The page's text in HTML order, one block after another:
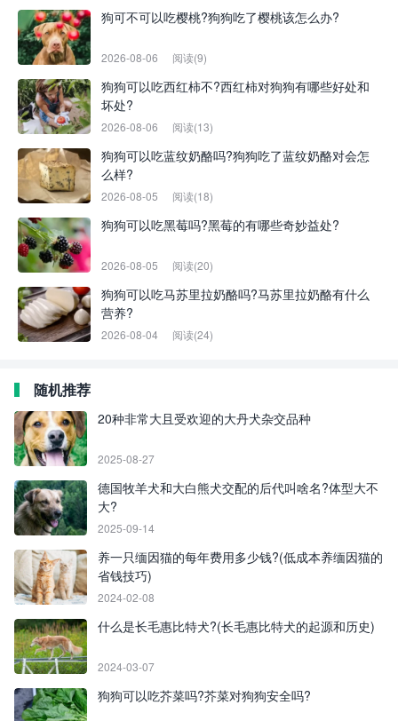
狗可不可以吃樱桃?狗狗吃了樱桃该怎么办?
2026-08-06 阅读(9)
狗狗可以吃西红柿不?西红柿对狗狗有哪些好处和
坏处?
2026-08-06 阅读(13)
狗狗可以吃蓝纹奶酪吗?狗狗吃了蓝纹奶酪对会怎
么样?
2026-08-05 阅读(18)
狗狗可以吃黑莓吗?黑莓的有哪些奇妙益处?
2026-08-05 阅读(20)
狗狗可以吃马苏里拉奶酪吗?马苏里拉奶酪有什么
营养?
2026-08-04 阅读(24)
随机推荐
20种非常大且受欢迎的大丹犬杂交品种
2025-08-27
德国牧羊犬和大白熊犬交配的后代叫啥名?体型大不
大?
2025-09-14
养一只缅因猫的每年费用多少钱?(低成本养缅因猫的
省钱技巧)
2024-02-08
什么是长毛惠比特犬?(长毛惠比特犬的起源和历史)
2024-03-07
狗狗可以吃芥菜吗?芥菜对狗狗安全吗?